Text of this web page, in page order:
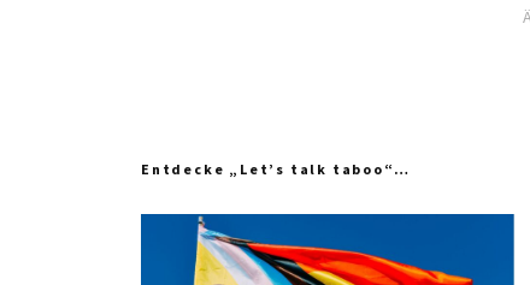
Entdecke „Let’s talk taboo“…